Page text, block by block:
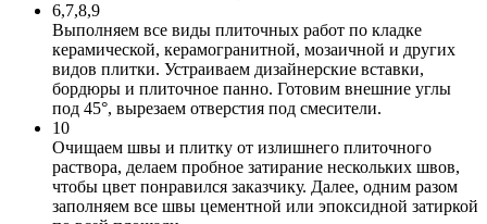
6,7,8,9
Выполняем все виды плиточных работ по кладке
керамической, керамогранитной, мозаичной и других
видов плитки. Устраиваем дизайнерские вставки,
бордюры и плиточное панно. Готовим внешние углы
под 45°, вырезаем отверстия под смесители.
10
Очищаем швы и плитку от излишнего плиточного
раствора, делаем пробное затирание нескольких швов,
чтобы цвет понравился заказчику. Далее, одним разом
заполняем все швы цементной или эпоксидной затиркой